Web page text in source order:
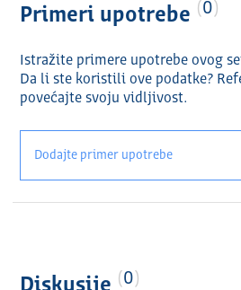
Primeri upotrebe 0
Istražite primere upotrebe ovog
Da li ste koristili ove podatke?
povećajte svoju vidlјivost.
Dodajte primer upotrebe
0